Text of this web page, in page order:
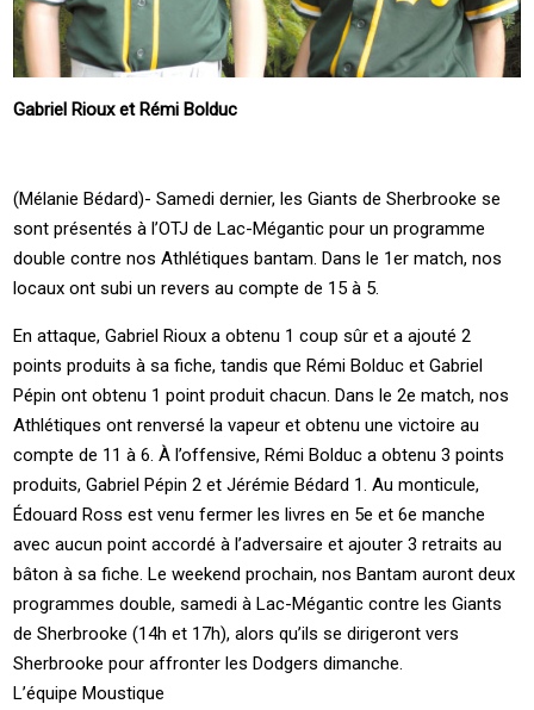
Gabriel Rioux et Rémi Bolduc
(Mélanie Bédard)- Samedi dernier, les Giants de Sherbrooke se
sont présentés à l’OTJ de Lac-Mégantic pour un programme
double contre nos Athlétiques bantam. Dans le 1er match, nos
locaux ont subi un revers au compte de 15 à 5.
En attaque, Gabriel Rioux a obtenu 1 coup sûr et a ajouté 2
points produits à sa fiche, tandis que Rémi Bolduc et Gabriel
Pépin ont obtenu 1 point produit chacun. Dans le 2e match, nos
Athlétiques ont renversé la vapeur et obtenu une victoire au
compte de 11 à 6. À l’offensive, Rémi Bolduc a obtenu 3 points
produits, Gabriel Pépin 2 et Jérémie Bédard 1. Au monticule,
Édouard Ross est venu fermer les livres en 5e et 6e manche
avec aucun point accordé à l’adversaire et ajouter 3 retraits au
bâton à sa fiche. Le weekend prochain, nos Bantam auront deux
programmes double, samedi à Lac-Mégantic contre les Giants
de Sherbrooke (14h et 17h), alors qu’ils se dirigeront vers
Sherbrooke pour affronter les Dodgers dimanche.
L’équipe Moustique